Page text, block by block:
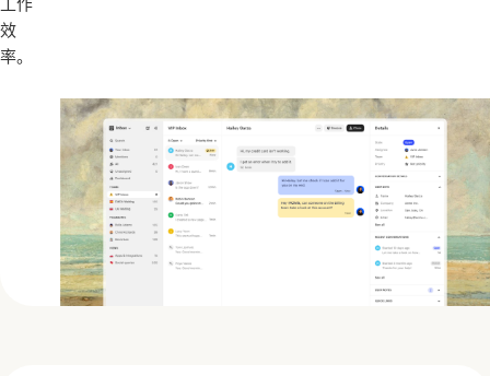
效
率。